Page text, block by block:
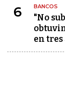
6 BANCOS
"No
en tres